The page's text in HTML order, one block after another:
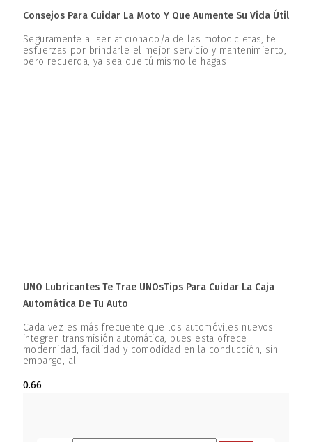
Consejos Para Cuidar La Moto Y Que Aumente Su Vida Útil
Seguramente al ser aficionado/a de las motocicletas, te
esfuerzas por brindarle el mejor servicio y mantenimiento,
pero recuerda, ya sea que tú mismo le hagas
UNO Lubricantes Te Trae UNOsTips Para Cuidar La Caja
Automática De Tu Auto
Cada vez es más frecuente que los automóviles nuevos
integren transmisión automática, pues esta ofrece
modernidad, facilidad y comodidad en la conducción, sin
embargo, al